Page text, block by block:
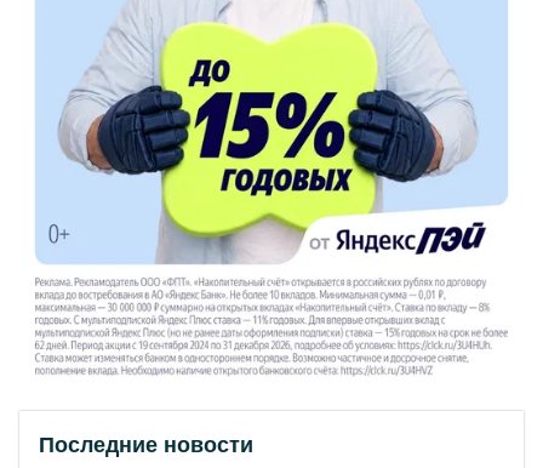
Последние новости